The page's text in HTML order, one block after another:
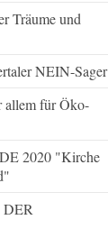
Träume und
NEIN-Sager
für Öko-
2020 "Kirche